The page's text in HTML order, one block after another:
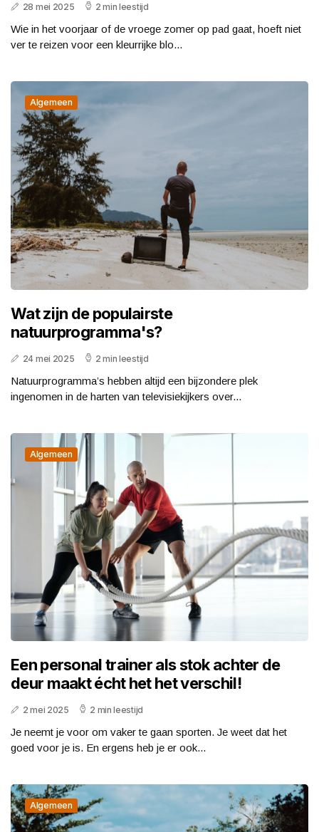
28 mei 2025 2 min leestijd
Wie in het voorjaar of de vroege zomer op pad gaat, hoeft niet
ver te reizen voor een kleurrijke blo...
Algemeen
Wat zijn de populairste
natuurprogramma's?
24 mei 2025 2 min leestijd
Natuurprogramma’s hebben altijd een bijzondere plek
ingenomen in de harten van televisiekijkers over...
Algemeen
Een personal trainer als stok achter de
deur maakt écht het het verschil!
2 mei 2025 2 min leestijd
Je neemt je voor om vaker te gaan sporten. Je weet dat het
goed voor je is. En ergens heb je er ook...
Algemeen